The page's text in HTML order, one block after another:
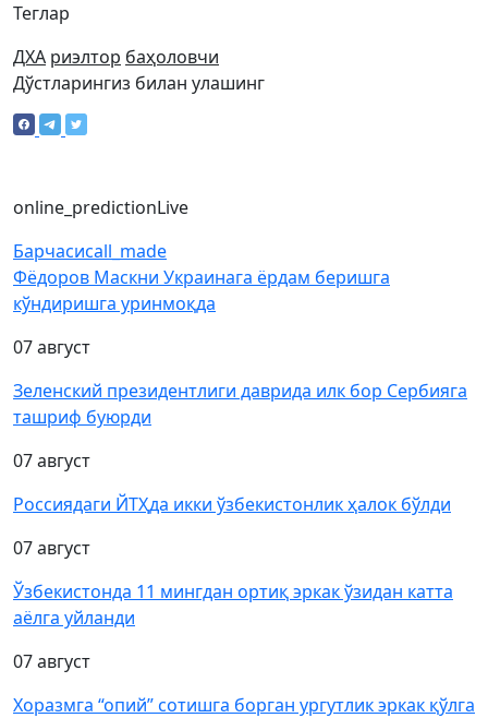
Теглар
ДХА риэлтор баҳоловчи
Дўстларингиз билан улашинг
online_predictionLive
Барчасиcall_made
Фёдоров Маскни Украинага ёрдам беришга
кўндиришга уринмоқда
07 август
Зеленский президентлиги даврида илк бор Сербияга
ташриф буюрди
07 август
Россиядаги ЙТҲда икки ўзбекистонлик ҳалок бўлди
07 август
Ўзбекистонда 11 мингдан ортиқ эркак ўзидан катта
аёлга уйланди
07 август
Хоразмга “опий” сотишга борган ургутлик эркак қўлга